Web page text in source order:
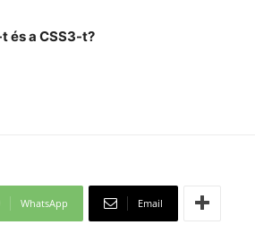
és a CSS3-t?
WhatsApp Email